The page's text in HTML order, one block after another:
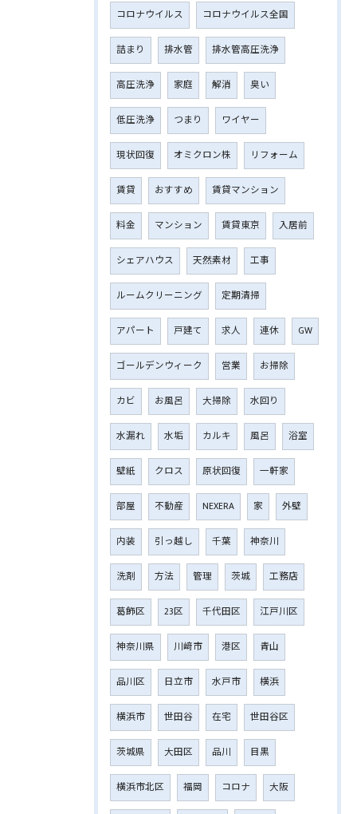
コロナウイルス コロナウイルス全国
詰まり 排水管 排水管高圧洗浄
高圧洗浄 家庭 解消 臭い
低圧洗浄 つまり ワイヤー
現状回復 オミクロン株 リフォーム
賃貸 おすすめ 賃貸マンション
料金 マンション 賃貸東京 入居前
シェアハウス 天然素材 工事
ルームクリーニング 定期清掃
アパート 戸建て 求人 連休 GW
ゴールデンウィーク 営業 お掃除
カビ お風呂 大掃除 水回り
水漏れ 水垢 カルキ 風呂 浴室
壁紙 クロス 原状回復 一軒家
部屋 不動産 NEXERA 家 外壁
内装 引っ越し 千葉 神奈川
洗剤 方法 管理 茨城 工務店
葛飾区 23区 千代田区 江戸川区
神奈川県 川﨑市 港区 青山
品川区 日立市 水戸市 横浜
横浜市 世田谷 在宅 世田谷区
茨城県 大田区 品川 目黒
横浜市北区 福岡 コロナ 大阪